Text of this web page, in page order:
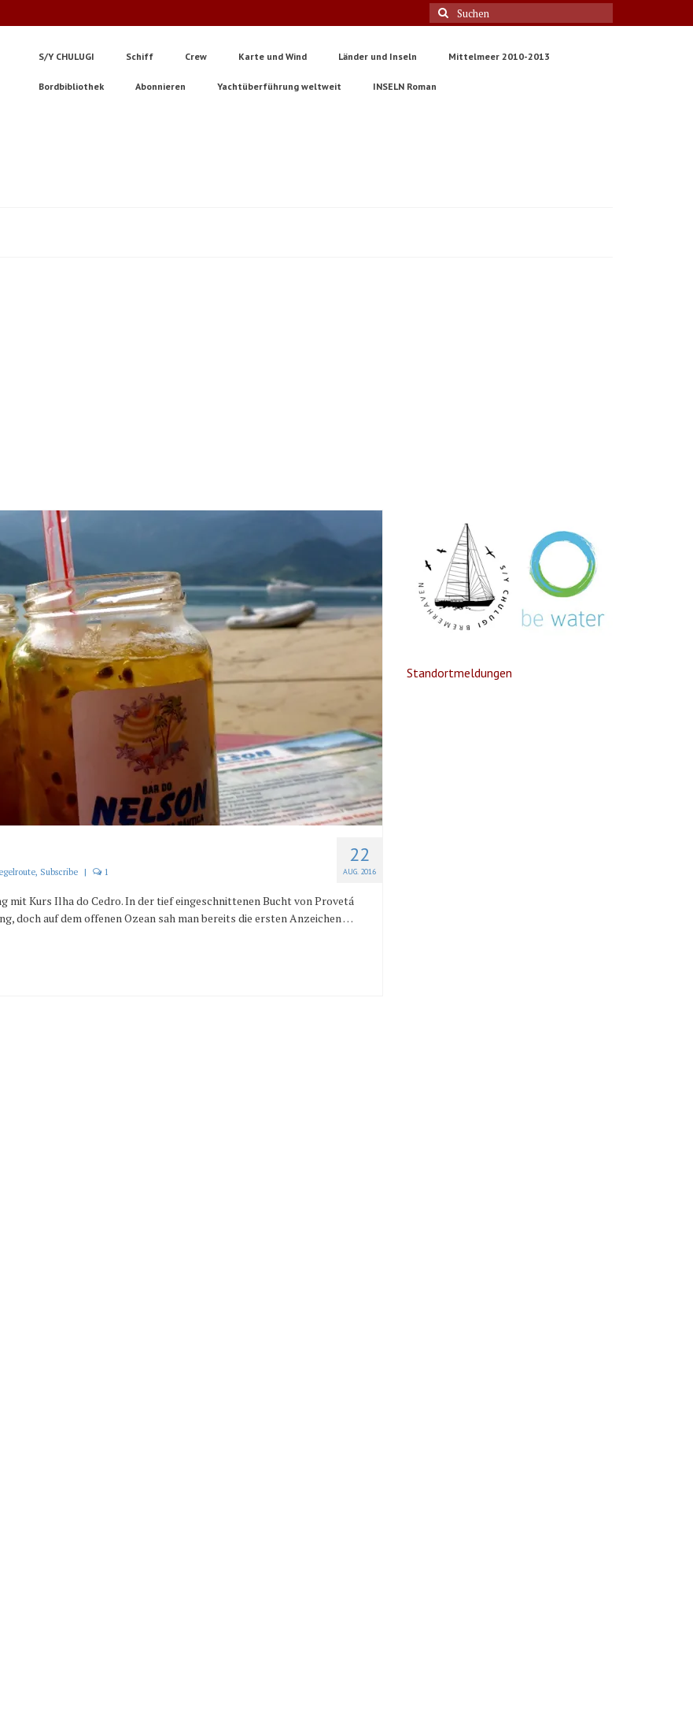
Suche
nach:
S/Y CHULUGI Schiff Crew Karte und Wind Länder und Inseln Mittelmeer 2010-2013
Bordbibliothek Abonnieren Yachtüberführung weltweit INSELN Roman
22
AUG. 2016
, Subscribe | 1
mit Kurs Ilha do Cedro. In der tief eingeschnittenen Bucht von Provetá
doch auf dem offenen Ozean sah man bereits die ersten Anzeichen …
Standortmeldungen